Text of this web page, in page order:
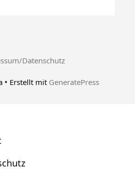
Datenschutz
• Erstellt mit GeneratePress